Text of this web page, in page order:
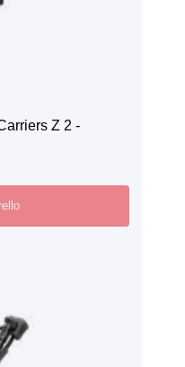
Z 2 -